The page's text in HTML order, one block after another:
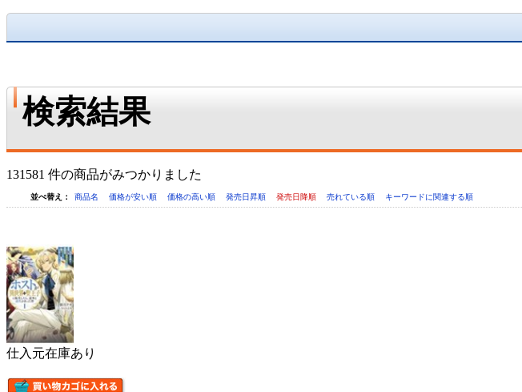
検索結果
131581 件の商品がみつかりました
並べ替え： 商品名 価格が安い順 価格の高い順 発売日昇順 発売日降順 売れている順 キーワードに関連する順
仕入元在庫あり